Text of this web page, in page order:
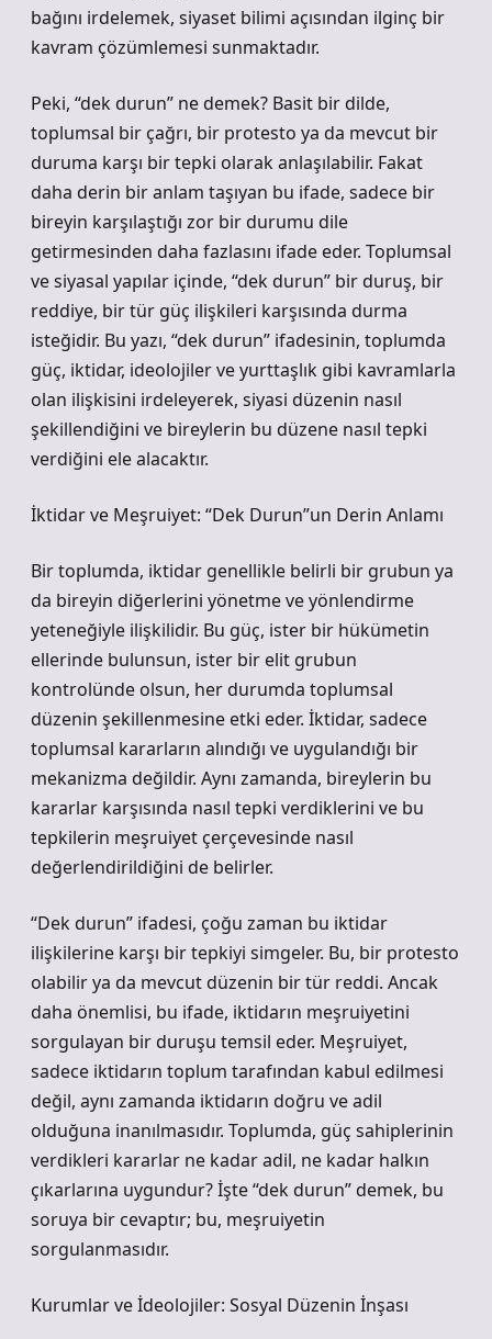
bağını irdelemek, siyaset bilimi açısından ilginç bir
kavram çözümlemesi sunmaktadır.
Peki, “dek durun” ne demek? Basit bir dilde,
toplumsal bir çağrı, bir protesto ya da mevcut bir
duruma karşı bir tepki olarak anlaşılabilir. Fakat
daha derin bir anlam taşıyan bu ifade, sadece bir
bireyin karşılaştığı zor bir durumu dile
getirmesinden daha fazlasını ifade eder. Toplumsal
ve siyasal yapılar içinde, “dek durun” bir duruş, bir
reddiye, bir tür güç ilişkileri karşısında durma
isteğidir. Bu yazı, “dek durun” ifadesinin, toplumda
güç, iktidar, ideolojiler ve yurttaşlık gibi kavramlarla
olan ilişkisini irdeleyerek, siyasi düzenin nasıl
şekillendiğini ve bireylerin bu düzene nasıl tepki
verdiğini ele alacaktır.
İktidar ve Meşruiyet: “Dek Durun”un Derin Anlamı
Bir toplumda, iktidar genellikle belirli bir grubun ya
da bireyin diğerlerini yönetme ve yönlendirme
yeteneğiyle ilişkilidir. Bu güç, ister bir hükümetin
ellerinde bulunsun, ister bir elit grubun
kontrolünde olsun, her durumda toplumsal
düzenin şekillenmesine etki eder. İktidar, sadece
toplumsal kararların alındığı ve uygulandığı bir
mekanizma değildir. Aynı zamanda, bireylerin bu
kararlar karşısında nasıl tepki verdiklerini ve bu
tepkilerin meşruiyet çerçevesinde nasıl
değerlendirildiğini de belirler.
“Dek durun” ifadesi, çoğu zaman bu iktidar
ilişkilerine karşı bir tepkiyi simgeler. Bu, bir protesto
olabilir ya da mevcut düzenin bir tür reddi. Ancak
daha önemlisi, bu ifade, iktidarın meşruiyetini
sorgulayan bir duruşu temsil eder. Meşruiyet,
sadece iktidarın toplum tarafından kabul edilmesi
değil, aynı zamanda iktidarın doğru ve adil
olduğuna inanılmasıdır. Toplumda, güç sahiplerinin
verdikleri kararlar ne kadar adil, ne kadar halkın
çıkarlarına uygundur? İşte “dek durun” demek, bu
soruya bir cevaptır; bu, meşruiyetin
sorgulanmasıdır.
Kurumlar ve İdeolojiler: Sosyal Düzenin İnşası